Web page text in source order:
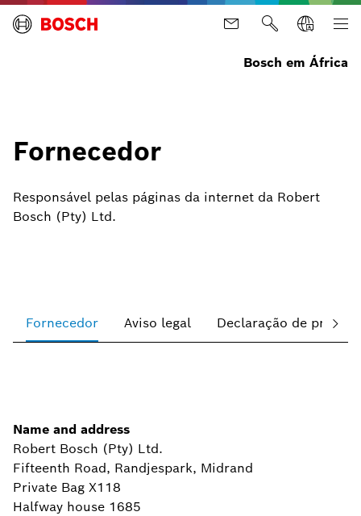
Bosch em África
Fornecedor
Responsável pelas páginas da internet da Robert
Bosch (Pty) Ltd.
Fornecedor Aviso legal Declaração de
Name and address
Robert Bosch (Pty) Ltd.
Fifteenth Road, Randjespark, Midrand
Private Bag X118
Halfway house 1685